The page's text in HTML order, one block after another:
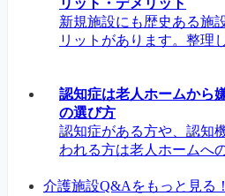
新規施設にも歴史ある施
リットがあります。整理
認知症は老人ホームから
の選び方
認知症がある方や、認知
われる方は老人ホームへ
介護施設Q&Aをもっと見る！